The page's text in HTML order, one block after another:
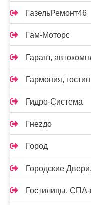
ГазельРемонт46
Гам-Моторс
Гарант,
Гармония,
Гидро-Система
Гнеzдо
Город
Городские
Гостилицы, СПА-